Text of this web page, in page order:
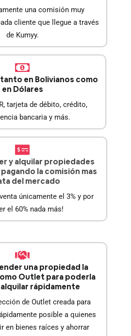
una comisión muy
cliente que llegue a través
de Kumyy.
en Bolivianos como
en Dólares
tarjeta de débito, crédito,
bancaria y más.
y alquilar propiedades
la comisión mas
del mercado
únicamente el 3% y por
el 60% nada más!
una propiedad la
Outlet para poderla
rápidamente
de Outlet creada para
posible a quienes
en bienes raíces y ahorrar